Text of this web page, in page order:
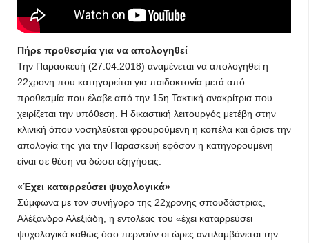
Πήρε προθεσμία για να απολογηθεί
Την Παρασκευή (27.04.2018) αναμένεται να απολογηθεί η
22χρονη που κατηγορείται για παιδοκτονία μετά από
προθεσμία που έλαβε από την 15η Τακτική ανακρίτρια που
χειρίζεται την υπόθεση. Η δικαστική λειτουργός μετέβη στην
κλινική όπου νοσηλεύεται φρουρούμενη η κοπέλα και όρισε την
απολογία της για την Παρασκευή εφόσον η κατηγορουμένη
είναι σε θέση να δώσει εξηγήσεις.
«Έχει καταρρεύσει ψυχολογικά»
Σύμφωνα με τον συνήγορο της 22χρονης σπουδάστριας,
Αλέξανδρο Αλεξιάδη, η εντολέας του «έχει καταρρεύσει
ψυχολογικά καθώς όσο περνούν οι ώρες αντιλαμβάνεται την